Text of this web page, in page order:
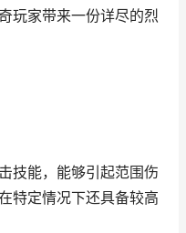
玩家带来一份详尽的烈
技能，能够引起范围伤
特定情况下还具备较高